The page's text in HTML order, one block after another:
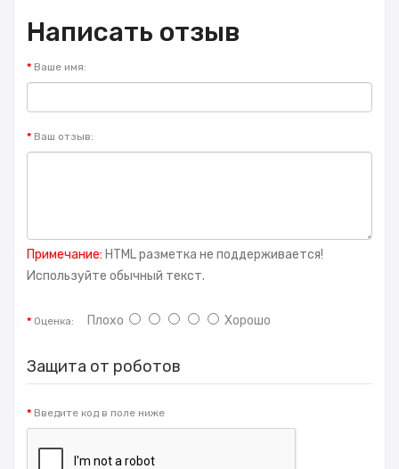
Написать отзыв
Ваше имя:
Ваш отзыв:
Примечание: HTML разметка не поддерживается!
Используйте обычный текст.
Оценка: Плохо Хорошо
Защита от роботов
Введите код в поле ниже